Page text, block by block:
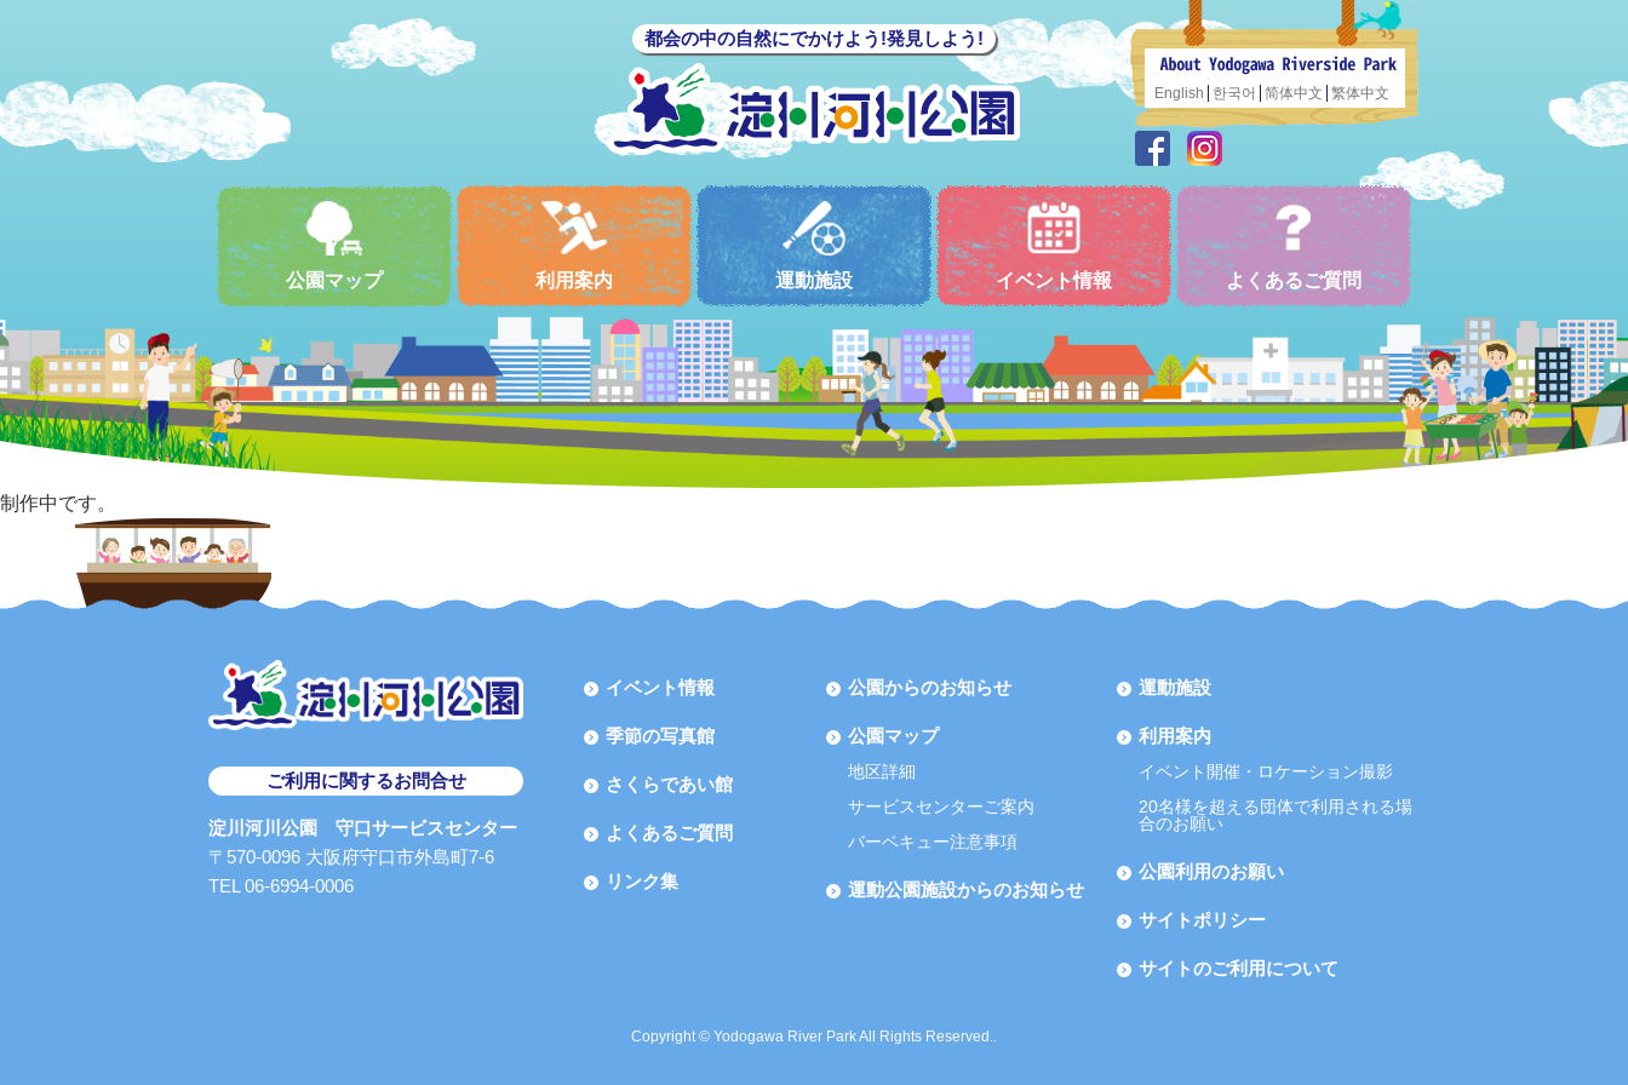
都会の中の自然にでかけよう!発見しよう!
English 한국어 简体中文 繁体中文
公園マップ 利用案内 運動施設 イベント情報 よくあるご質問
制作中です。
ご利用に関するお問合せ
淀川河川公園 守口サービスセンター
〒570-0096 大阪府守口市外島町7-6
TEL 06-6994-0006
イベント情報
季節の写真館
さくらであい館
よくあるご質問
リンク集
公園からのお知らせ
公園マップ
地区詳細
サービスセンターご案内
バーベキュー注意事項
運動公園施設からのお知らせ
運動施設
利用案内
イベント開催・ロケーション撮影
20名様を超える団体で利用される場
合のお願い
公園利用のお願い
サイトポリシー
サイトのご利用について
Copyright © Yodogawa River Park All Rights Reserved..